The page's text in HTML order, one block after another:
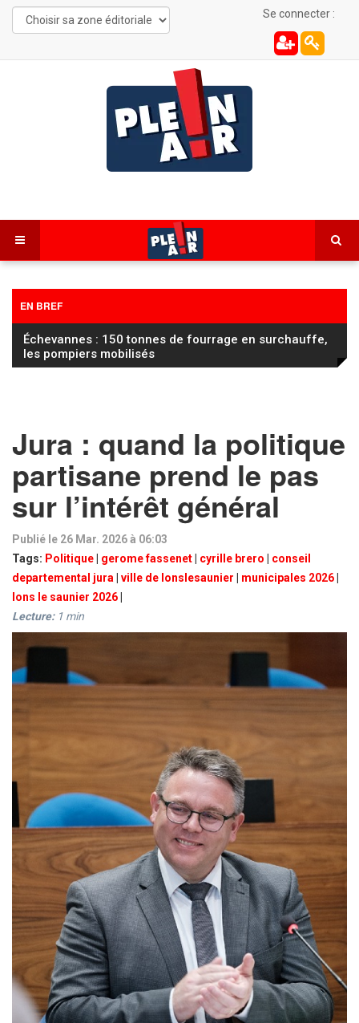
Se connecter :
EN BREF
Échevannes : 150 tonnes de fourrage en surchauffe,
les pompiers mobilisés
Jura : quand la politique
partisane prend le pas
sur l’intérêt général
Publié le 26 Mar. 2026 à 06:03
Tags: Politique gerome fassenet cyrille brero
conseil
departemental jura
ville de lonslesaunier municipales 2026
lons le saunier 2026
Lecture: 1 min